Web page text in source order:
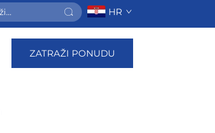
HR
ZATRAŽI PONUDU